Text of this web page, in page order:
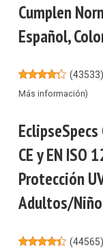
Cumplen
Español,
(43533)
Más información)
CE y EN ISO
Protección
Adultos/
(44565)